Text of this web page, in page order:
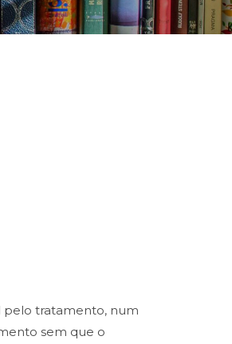
pelo tratamento, num
sem que o